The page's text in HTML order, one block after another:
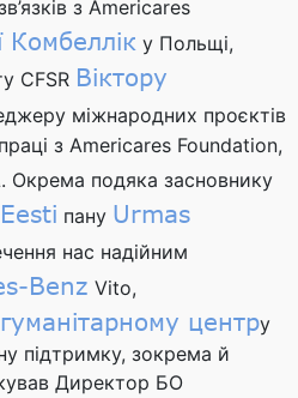
з Americares
Комбеллік у Польщі,
CFSR Віктору
міжнародних проєктів
з Americares Foundation,
подяка засновнику
пану Urmas
нас надійним
Benz Vito,
центру
підтримку, зокрема й
Директор БО